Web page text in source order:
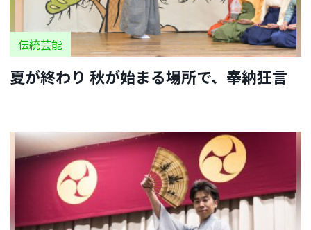
伝統芸能
夏が終わり 秋が始まる場所で、奉納狂言